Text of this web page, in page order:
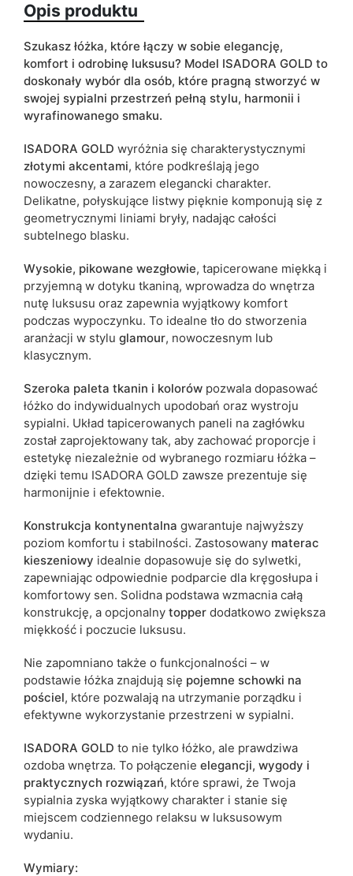
ean13
Termin dostawy: 10 dni roboczych
Ze względu na proces produkcyjny i właściwości materiałów,
możliwe są tolerancje wymiarowe na poziomie +/- 2–3 cm.
Opis produktu
Szukasz łóżka, które łączy w sobie elegancję,
komfort i odrobinę luksusu? Model ISADORA GOLD to
doskonały wybór dla osób, które pragną stworzyć w
swojej sypialni przestrzeń pełną stylu, harmonii i
wyrafinowanego smaku.
ISADORA GOLD wyróżnia się charakterystycznymi
złotymi akcentami, które podkreślają jego
nowoczesny, a zarazem elegancki charakter.
Delikatne, połyskujące listwy pięknie komponują się z
geometrycznymi liniami bryły, nadając całości
subtelnego blasku.
Wysokie, pikowane wezgłowie, tapicerowane miękką i
przyjemną w dotyku tkaniną, wprowadza do wnętrza
nutę luksusu oraz zapewnia wyjątkowy komfort
podczas wypoczynku. To idealne tło do stworzenia
aranżacji w stylu glamour, nowoczesnym lub
klasycznym.
Szeroka paleta tkanin i kolorów pozwala dopasować
łóżko do indywidualnych upodobań oraz wystroju
sypialni. Układ tapicerowanych paneli na zagłówku
został zaprojektowany tak, aby zachować proporcje i
estetykę niezależnie od wybranego rozmiaru łóżka –
dzięki temu ISADORA GOLD zawsze prezentuje się
harmonijnie i efektownie.
Konstrukcja kontynentalna gwarantuje najwyższy
poziom komfortu i stabilności. Zastosowany materac
kieszeniowy idealnie dopasowuje się do sylwetki,
zapewniając odpowiednie podparcie dla kręgosłupa i
komfortowy sen. Solidna podstawa wzmacnia całą
konstrukcję, a opcjonalny topper dodatkowo zwiększa
miękkość i poczucie luksusu.
Nie zapomniano także o funkcjonalności – w
podstawie łóżka znajdują się pojemne schowki na
pościel, które pozwalają na utrzymanie porządku i
efektywne wykorzystanie przestrzeni w sypialni.
ISADORA GOLD to nie tylko łóżko, ale prawdziwa
ozdoba wnętrza. To połączenie elegancji, wygody i
praktycznych rozwiązań, które sprawi, że Twoja
sypialnia zyska wyjątkowy charakter i stanie się
miejscem codziennego relaksu w luksusowym
wydaniu.
Wymiary: